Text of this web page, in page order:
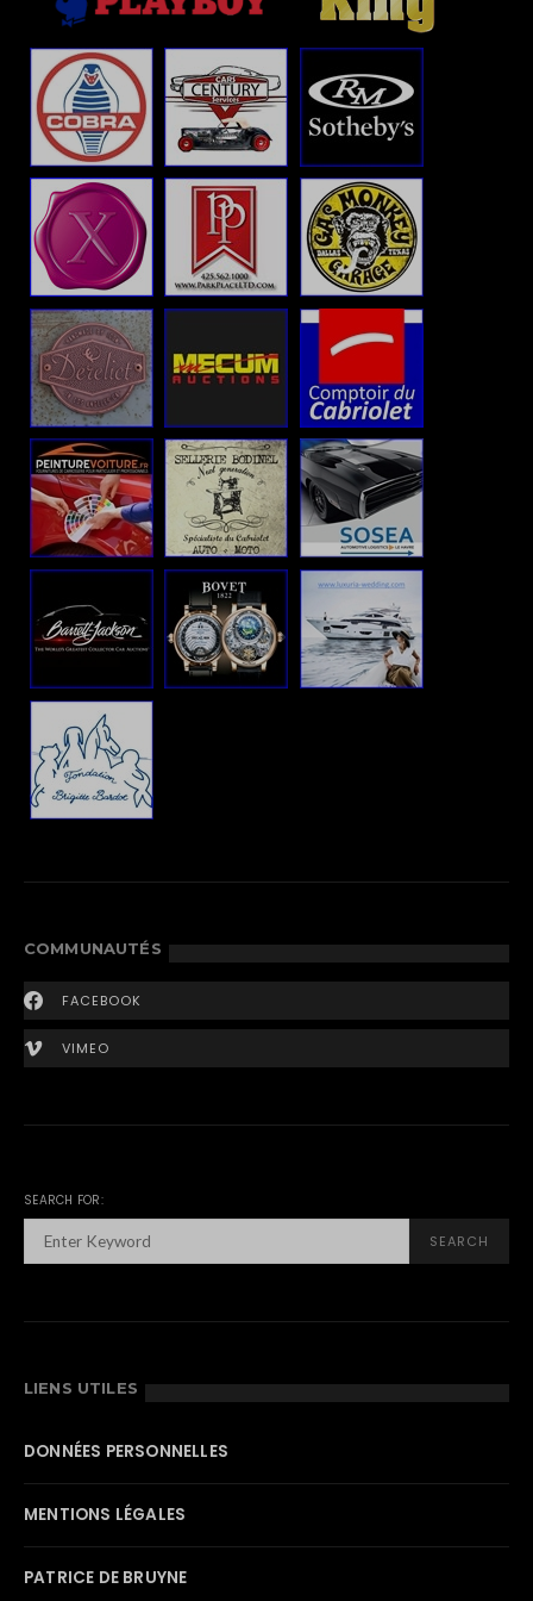
COMMUNAUTÉS
FACEBOOK
VIMEO
SEARCH FOR:
SEARCH
LIENS UTILES
DONNÉES PERSONNELLES
MENTIONS LÉGALES
PATRICE DE BRUYNE